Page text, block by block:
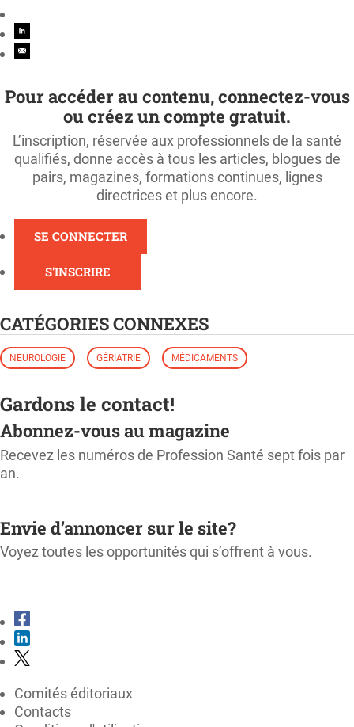
Pour accéder au contenu, connectez-vous
ou créez un compte gratuit.
L’inscription, réservée aux professionnels de la santé
qualifiés, donne accès à tous les articles, blogues de
pairs, magazines, formations continues, lignes
directrices et plus encore.
SE CONNECTER
S'INSCRIRE
CATÉGORIES CONNEXES
NEUROLOGIE GÉRIATRIE MÉDICAMENTS
Gardons le contact!
Abonnez-vous au magazine
Recevez les numéros de Profession Santé sept fois par
an.
Envie d’annoncer sur le site?
Voyez toutes les opportunités qui s’offrent à vous.
Comités éditoriaux
Contacts